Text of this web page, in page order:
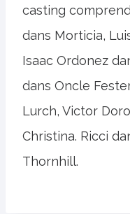
casting
dans Morticia,
Isaac Ordonez
dans Oncle
Lurch, Victor
Christina. Ricci
Thornhill.